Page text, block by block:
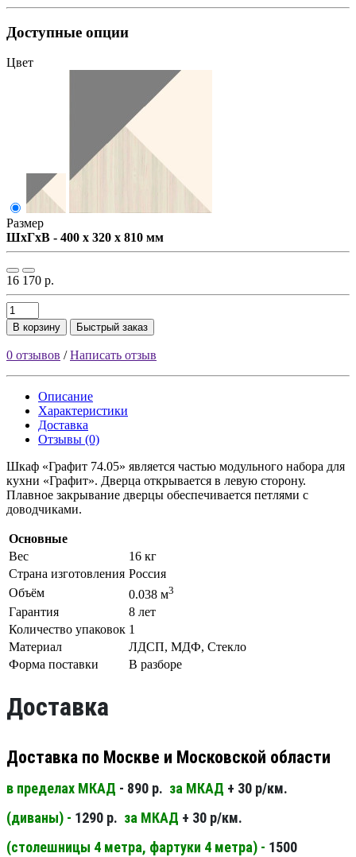
Доступные опции
Цвет
Размер
ШxГxВ - 400 x 320 x 810 мм
16 170 р.
В корзину Быстрый заказ
0 отзывов /Написать отзыв
Описание
Характеристики
Доставка
Отзывы (0)
Шкаф «Графит 74.05» является частью модульного набора для
кухни «Графит». Дверца открывается в левую сторону.
Плавное закрывание дверцы обеспечивается петлями с
доводчиками.
Основные
Вес
16 кг
Страна изготовления Россия
Объём
0.038 м3
Гарантия
8 лет
Количество упаковок 1
Материал
ЛДСП, МДФ, Стекло
Форма поставки
В разборе
Доставка
Доставка по Москве и Московской области
в пределах МКАД - 890 р. за МКАД + 30 р/км.
(диваны) - 1290 р. за МКАД + 30 р/км.
(столешницы 4 метра, фартуки 4 метра) - 1500